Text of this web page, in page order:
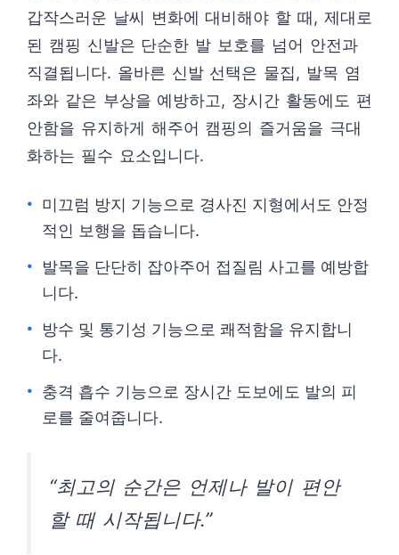
갑작스러운 날씨 변화에 대비해야 할 때, 제대로
된 캠핑 신발은 단순한 발 보호를 넘어 안전과
직결됩니다. 올바른 신발 선택은 물집, 발목 염
좌와 같은 부상을 예방하고, 장시간 활동에도 편
안함을 유지하게 해주어 캠핑의 즐거움을 극대
화하는 필수 요소입니다.
미끄럼 방지 기능으로 경사진 지형에서도 안정
적인 보행을 돕습니다.
발목을 단단히 잡아주어 접질림 사고를 예방합
니다.
방수 및 통기성 기능으로 쾌적함을 유지합니
다.
충격 흡수 기능으로 장시간 도보에도 발의 피
로를 줄여줍니다.
“최고의 순간은 언제나 발이 편안
할 때 시작됩니다.”